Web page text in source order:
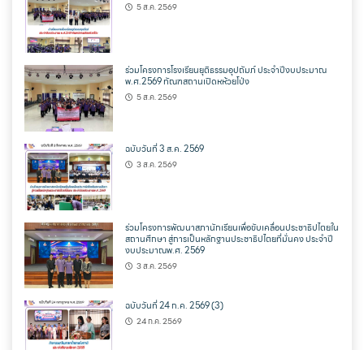
5 ส.ค. 2569
ร่วมโครงการโรงเรียนยุติธรรมอุปถัมภ์ ประจำปีงบประมาณ
พ.ศ.2569 ทัณฑสถานเปิดหห้วยโป่ง
5 ส.ค. 2569
ฉบับวันที่ 3 ส.ค. 2569
3 ส.ค. 2569
ร่วมโครงการพัฒนาสภานักเรียนเพื่อขับเคลื่อนประชาธิปไตยใน
สถานศึกษา สู่การเป็นหลักฐานประชาธิปไตยที่มั่นคง ประจำปี
งบประมาณพ.ศ. 2569
3 ส.ค. 2569
ฉบับวันที่ 24 ก.ค. 2569 (3)
24 ก.ค. 2569